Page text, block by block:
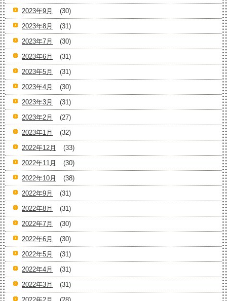
2023年9月
(30)
2023年8月
(31)
2023年7月
(30)
2023年6月
(31)
2023年5月
(31)
2023年4月
(30)
2023年3月
(31)
2023年2月
(27)
2023年1月
(32)
2022年12月
(33)
2022年11月
(30)
2022年10月
(38)
2022年9月
(31)
2022年8月
(31)
2022年7月
(30)
2022年6月
(30)
2022年5月
(31)
2022年4月
(31)
2022年3月
(31)